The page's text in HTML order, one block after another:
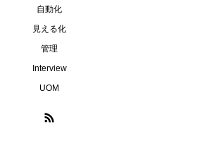
自動化
見える化
管理
Interview
UOM